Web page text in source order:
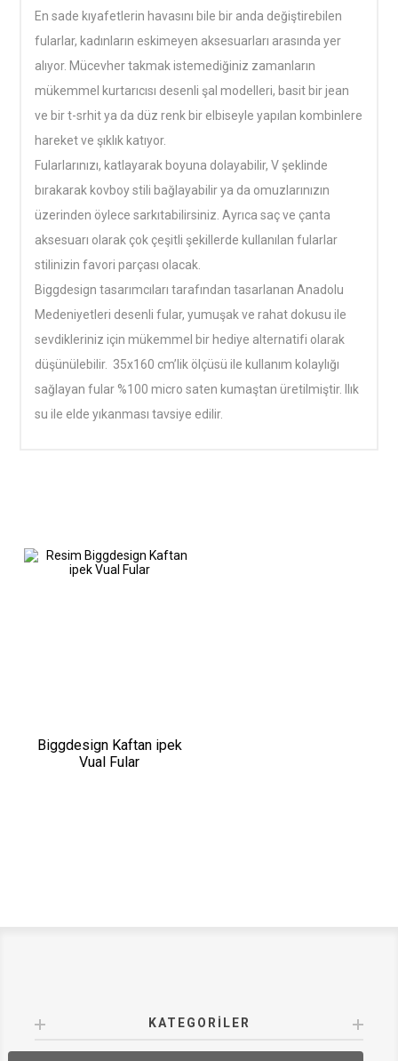
En sade kıyafetlerin havasını bile bir anda değiştirebilen
fularlar, kadınların eskimeyen aksesuarları arasında yer
alıyor. Mücevher takmak istemediğiniz zamanların
mükemmel kurtarıcısı desenli şal modelleri, basit bir jean
ve bir t-srhit ya da düz renk bir elbiseyle yapılan kombinlere
hareket ve şıklık katıyor.
Fularlarınızı, katlayarak boyuna dolayabilir, V şeklinde
bırakarak kovboy stili bağlayabilir ya da omuzlarınızın
üzerinden öylece sarkıtabilirsiniz. Ayrıca saç ve çanta
aksesuarı olarak çok çeşitli şekillerde kullanılan fularlar
stilinizin favori parçası olacak.
Biggdesign tasarımcıları tarafından tasarlanan Anadolu
Medeniyetleri desenli fular, yumuşak ve rahat dokusu ile
sevdikleriniz için mükemmel bir hediye alternatifi olarak
düşünülebilir. 35x160 cm’lik ölçüsü ile kullanım kolaylığı
sağlayan fular %100 micro saten kumaştan üretilmiştir. Ilık
su ile elde yıkanması tavsiye edilir.
Biggdesign Kaftan ipek
Vual Fular
KATEGORILER